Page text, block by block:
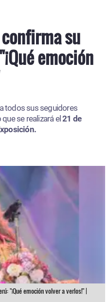
su
emoción
todos sus seguidores
se realizará el21 de
"¡Qué emoción volver a verlos!" |